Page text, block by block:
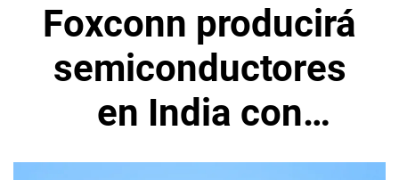
Foxconn producirá
semiconductores
en India con
conglomerado